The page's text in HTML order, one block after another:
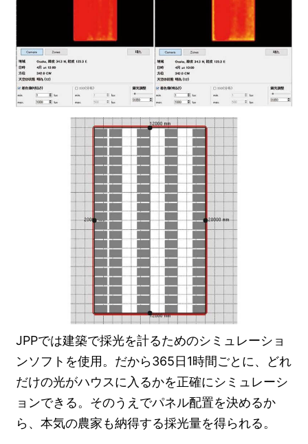
JPPでは建築で採光を計るためのシミュレーショ
ンソフトを使用。だから365日1時間ごとに、どれ
だけの光がハウスに入るかを正確にシミュレーシ
ョンできる。そのうえでパネル配置を決めるか
ら、本気の農家も納得する採光量を得られる。